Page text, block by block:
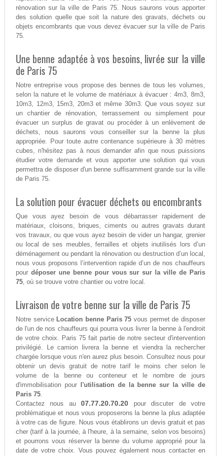
rénovation sur la ville de Paris 75. Nous saurons vous apporter
des solution quelle que soit la nature des gravats, déchets ou
objets encombrants que vous devez évacuer sur la ville de Paris
75.
Une benne adaptée à vos besoins, livrée sur la ville
de Paris 75
Notre entreprise vous propose des bennes de tous les volumes,
selon la nature et le volume de matériaux à évacuer : 4m3, 8m3,
10m3, 12m3, 15m3, 20m3 et même 30m3. Que vous soyez sur
un chantier de rénovation, terrassement ou simplement pour
évacuer un surplus de gravat ou procéder à un enlèvement de
déchets, nous saurons vous conseiller sur la benne la plus
appropriée. Pour toute autre contenance supérieure à 30 mètres
cubes, n'hésitez pas à nous demander afin que nous puissions
étudier votre demande et vous apporter une solution qui vous
permettra de disposer d'un benne suffisamment grande sur la ville
de Paris 75.
La solution pour évacuer déchets ou encombrants
Que vous ayez besoin de vous débarrasser rapidement de
matériaux, cloisons, briques, ciments ou autres gravats durant
vos travaux, ou que vous ayez besoin de vider un hangar, grenier
ou local de ses meubles, ferrailles et objets inutilisés lors d’un
déménagement ou pendant la rénovation ou destruction d’un local,
nous vous proposons l’intervention rapide d’un de nos chauffeurs
pour déposer une benne pour vous sur sur la ville de Paris
75, où se trouve votre chantier ou votre local.
Livraison de votre benne sur la ville de Paris 75
Notre service Location benne Paris 75 vous permet de disposer
de l'un de nos chauffeurs qui pourra vous livrer la benne à l'endroit
de votre choix. Paris 75 fait partie de notre secteur d'intervention
privilégié. Le camion livrera la benne et viendra la rechercher
chargée lorsque vous n'en aurez plus besoin. Consultez nous pour
obtenir un devis gratuit de notre tarif le moins cher selon le
volume de la benne ou conteneur et le nombre de jours
d'immobilisation pour
l'utilisation de la benne sur la ville de
Paris 75.
Contactez nous au07.77.20.70.20 pour discuter de votre
problématique et nous vous proposerons la benne la plus adaptée
à votre cas de figure. Nous vous établirons un devis gratuit et pas
cher (tarif à la journée, à l'heure, à la semaine, selon vos besoins)
et pourrons vous réserver la benne du volume approprié pour la
date de votre choix. Vous pouvez également nous contacter en